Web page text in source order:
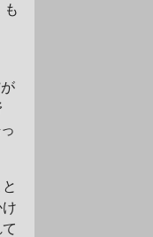
も